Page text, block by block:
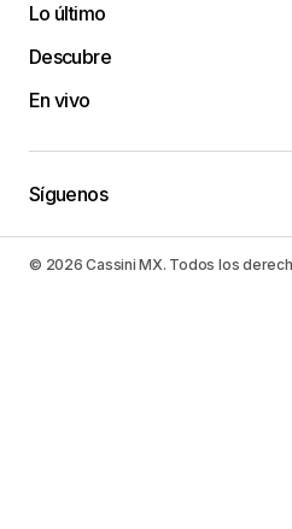
Lo último
Descubre
En vivo
Síguenos
© 2026 Cassini MX. Todos los